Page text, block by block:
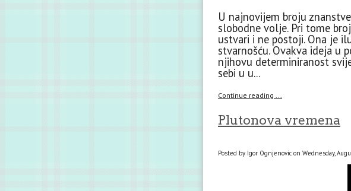
U najnovijem broju
slobodne volje. Pri tome
ustvari i ne postoji. Ona je
stvarnošću. Ovakva ideja u
njihovu determiniranost
sebi u u...
Continue reading ...
Plutonova vremena
Posted by Igor Ognjenovic on Wednesday,